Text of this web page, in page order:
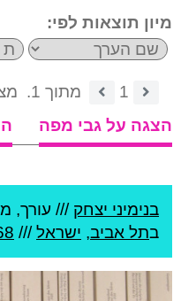
מיון תוצאות לפי:
1 מתוך 1.
מציג
הצגה על גבי מפה
בנימיני יצחק /// עורך,
בתל אביב, ישראל///